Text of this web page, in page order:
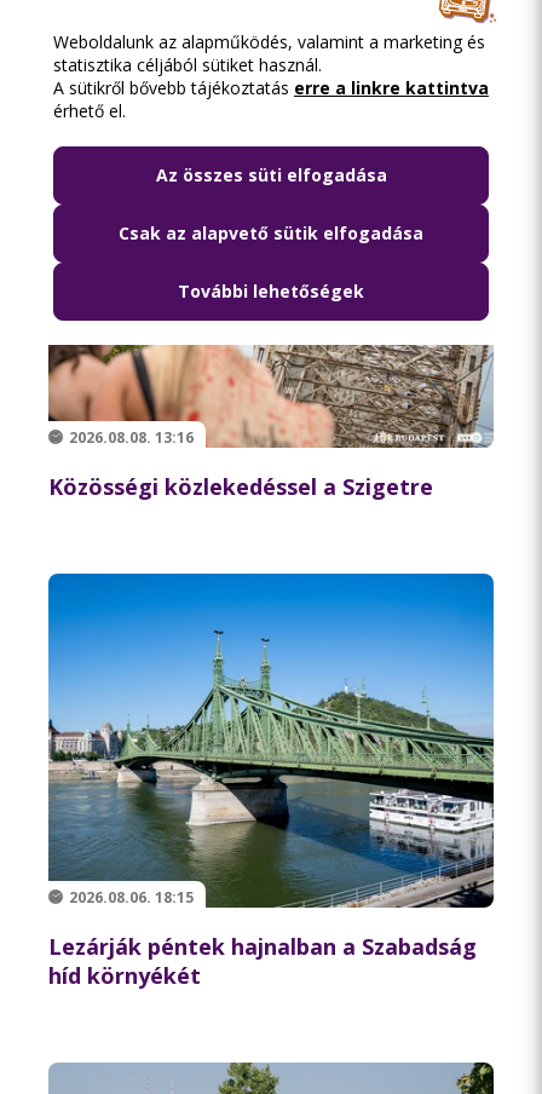
Olvasd el ezt is
2026.08.08. 13:16
Közösségi közlekedéssel a Szigetre
2026.08.06. 18:15
Lezárják péntek hajnalban a Szabadság
híd környékét
Weboldalunk az alapműködés, valamint a marketing és
statisztika céljából sütiket használ.
A sütikről bővebb tájékoztatás erre a linkre kattintva
érhető el.
Az összes süti elfogadása
Csak az alapvető sütik elfogadása
További lehetőségek